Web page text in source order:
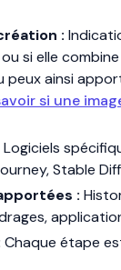
:
si elle
peux ainsi
si une
Logiciels
Stable
:
Chaque étape